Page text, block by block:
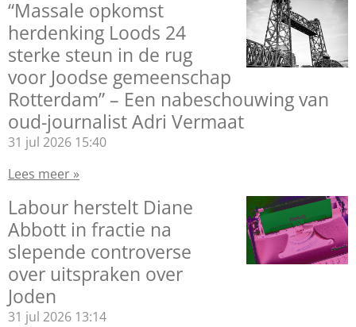
“Massale opkomst
herdenking Loods 24
sterke steun in de rug
voor Joodse gemeenschap
Rotterdam” – Een nabeschouwing van
oud-journalist Adri Vermaat
31 jul 2026 15:40
Lees meer »
Labour herstelt Diane
Abbott in fractie na
slepende controverse
over uitspraken over
Joden
31 jul 2026 13:14